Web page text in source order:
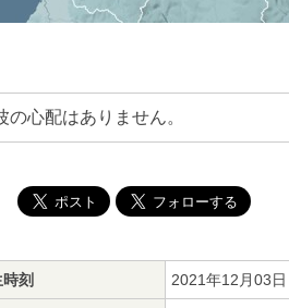
の心配はありません。
刻 2021年12月03